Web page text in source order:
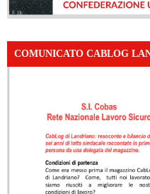
COMUNICATO CABLOG